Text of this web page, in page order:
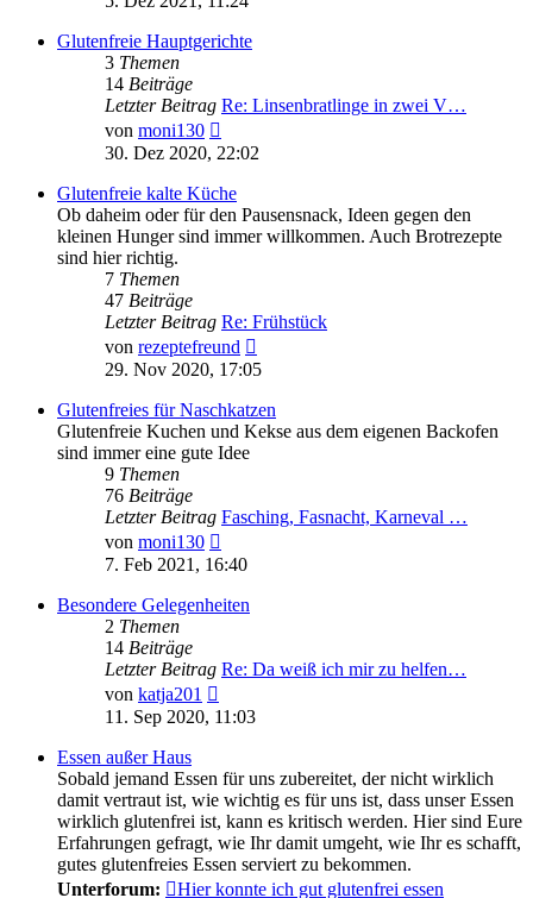
Glutenfreie Hauptgerichte
3 Themen
14 Beiträge
Letzter Beitrag Re: Linsenbratlinge in zwei V…
von moni130
Beitrag
30. Dez 2020, 22:02
Glutenfreie kalte Küche
Ob daheim oder für den Pausensnack, Ideen gegen den
kleinen Hunger sind immer willkommen. Auch Brotrezepte
sind hier richtig.
7 Themen
47 Beiträge
Letzter Beitrag Re: Frühstück
von rezeptefreund
Beitrag
29. Nov 2020, 17:05
Glutenfreies für Naschkatzen
Glutenfreie Kuchen und Kekse aus dem eigenen Backofen
sind immer eine gute Idee
9 Themen
76 Beiträge
Letzter Beitrag Fasching, Fasnacht, Karneval …
von moni130
Beitrag
7. Feb 2021, 16:40
Besondere Gelegenheiten
2 Themen
14 Beiträge
Letzter Beitrag Re: Da weiß ich mir zu helfen…
von katja201
Beitrag
11. Sep 2020, 11:03
Essen außer Haus
Sobald jemand Essen für uns zubereitet, der nicht wirklich
damit vertraut ist, wie wichtig es für uns ist, dass unser Essen
wirklich glutenfrei ist, kann es kritisch werden. Hier sind Eure
Erfahrungen gefragt, wie Ihr damit umgeht, wie Ihr es schafft,
gutes glutenfreies Essen serviert zu bekommen.
Unterforum:
Hier konnte ich gut glutenfrei essen